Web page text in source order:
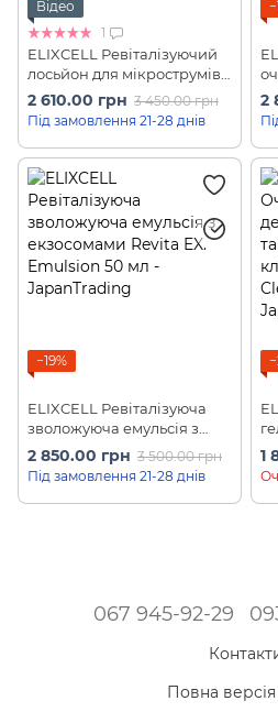
Відео
1
ELIXCELL Ревіталізуючий
лосьйон для мікрострумів,
ліфтингу та зволоження
шкіри Revita Lotion (500
мл)
2 610.00 грн 3 450.00 грн
Під замовлення 21-28 днів
2
−19%
ELIXCELL Ревіталізуюча
зволожуюча емульсія з
екзосомами Revita EX.
Emulsion 50 мл
2 850.00 грн 3 500.00 грн
Під замовлення 21-28 днів
1
067 945-92-29
Повна